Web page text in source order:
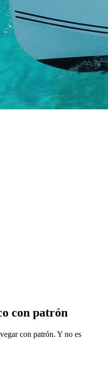
con patrón
con patrón. Y no es